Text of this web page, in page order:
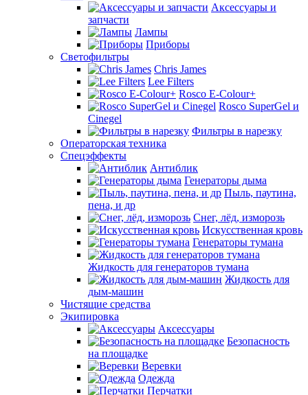
Аксессуары и
запчасти
Лампы
Приборы
Светофильтры
Chris James
Lee Filters
Rosco E-Colour+
Rosco SuperGel и
Cinegel
Фильтры в нарезку
Операторская техника
Спецэффекты
Антиблик
Генераторы дыма
Пыль, паутина,
пена, и др
Снег, лёд, изморозь
Искусственная кровь
Генераторы тумана
Жидкость для генераторов тумана
Жидкость для
дым-машин
Чистящие средства
Экипировка
Аксессуары
Безопасность
на площадке
Веревки
Одежда
Перчатки